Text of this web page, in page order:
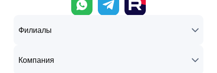
Филиалы
Компания